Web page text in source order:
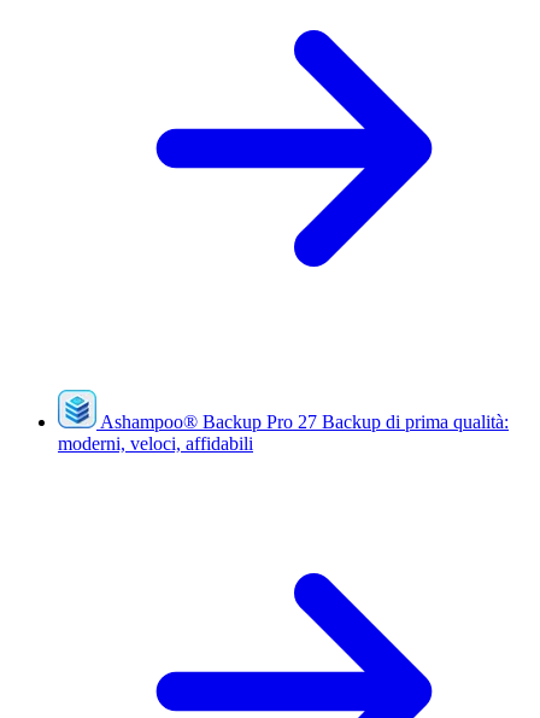
Ashampoo® Backup Pro 27 Backup di prima qualità:
moderni, veloci, affidabili